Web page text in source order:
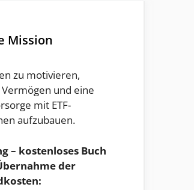
Mission
zu motivieren,
und eine
mit ETF-
aufzubauen.
– kostenloses Buch
der